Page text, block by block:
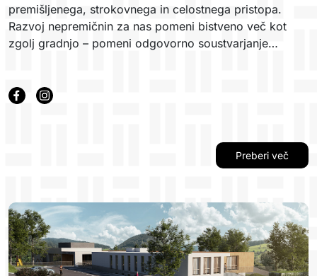
premišljenega, strokovnega in celostnega pristopa.
Razvoj nepremičnin za nas pomeni bistveno več kot
zgolj gradnjo – pomeni odgovorno soustvarjanje
Preberi več